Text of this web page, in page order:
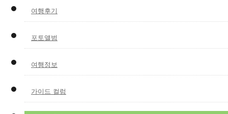
레저
비즈니스
박람회
전시/공연
VIP 의전
독일여행
가이드&차량
여행후기
포토앨범
여행정보
가이드 컬럼